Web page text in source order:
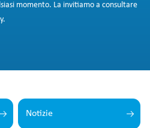
momento. La invitiamo a consultare
.
Notizie